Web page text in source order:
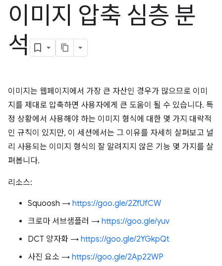
이미지 압축 심층 분
석
이미지는 웹페이지에서 가장 큰 자산인 경우가 많으므로 이미
지를 제대로 압축하면 사용자에게 큰 도움이 될 수 있습니다. 특
정 상황에서 사용해야 하는 이미지 형식에 대한 몇 가지 대략적
인 규칙이 있지만, 이 세션에서는 그 이유를 자세히 살펴보고 널
리 사용되는 이미지 형식의 잘 알려지지 않은 기능 몇 가지를 살
펴봅니다.
리소스:
Squoosh → https://goo.gle/2ZfUfCW
크로마 서브샘플러 → https://goo.gle/yuv
DCT 양자화 → https://goo.gle/2YGkpQt
사진 요소 → https://goo.gle/2Ap22WP